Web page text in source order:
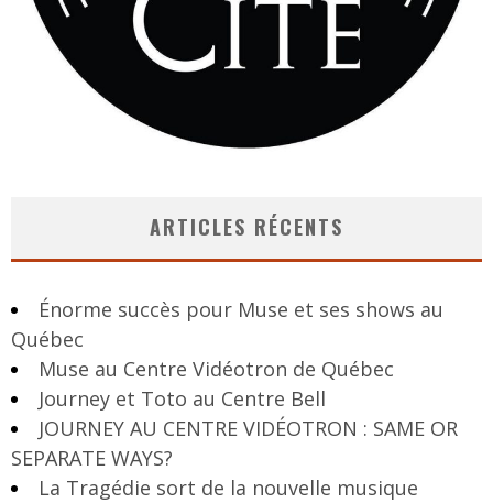
ARTICLES RÉCENTS
Énorme succès pour Muse et ses shows au
Québec
Muse au Centre Vidéotron de Québec
Journey et Toto au Centre Bell
JOURNEY AU CENTRE VIDÉOTRON : SAME OR
SEPARATE WAYS?
La Tragédie sort de la nouvelle musique